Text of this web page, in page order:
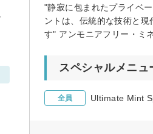
"静寂に包まれたプライベ
ントは、伝統的な技術と
す" アンモニアフリー・ミ
スペシャルメニュ
全員 Ultimate Mint